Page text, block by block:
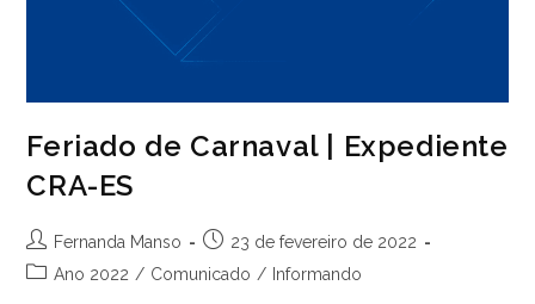
Feriado de Carnaval | Expediente
CRA-ES
Autor
do
Fernanda Manso
Post
publicado:
23 de fevereiro de 2022
Categoria
Ano 2022 / Comunicado / Informando